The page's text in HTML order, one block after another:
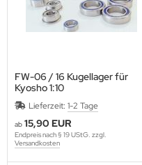
FW-06 / 16 Kugellager für
Kyosho 1:10
Lieferzeit: 1-2 Tage
ab 15,90 EUR
Endpreis nach § 19 UStG. zzgl.
Versandkosten